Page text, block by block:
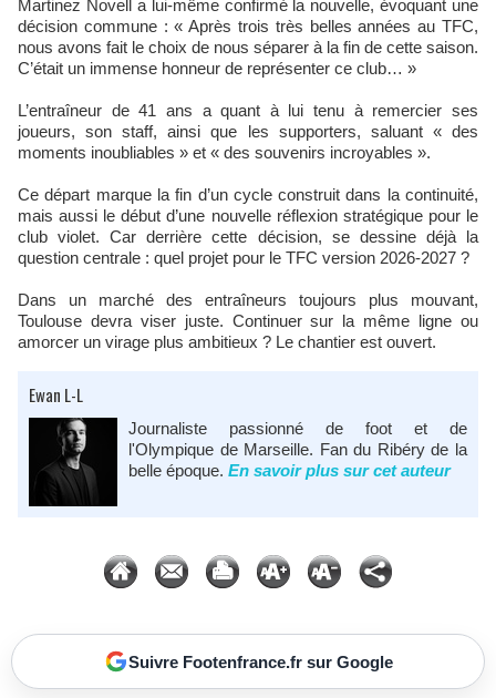
Martinez Novell a lui-même confirmé la nouvelle, évoquant une
décision commune : « Après trois très belles années au TFC,
nous avons fait le choix de nous séparer à la fin de cette saison.
C’était un immense honneur de représenter ce club… »
L’entraîneur de 41 ans a quant à lui tenu à remercier ses
joueurs, son staff, ainsi que les supporters, saluant « des
moments inoubliables » et « des souvenirs incroyables ».
Ce départ marque la fin d’un cycle construit dans la continuité,
mais aussi le début d’une nouvelle réflexion stratégique pour le
club violet. Car derrière cette décision, se dessine déjà la
question centrale : quel projet pour le TFC version 2026-2027 ?
Dans un marché des entraîneurs toujours plus mouvant,
Toulouse devra viser juste. Continuer sur la même ligne ou
amorcer un virage plus ambitieux ? Le chantier est ouvert.
Ewan L-L
Journaliste passionné de foot et de
l'Olympique de Marseille. Fan du Ribéry de la
belle époque. En savoir plus sur cet auteur
Suivre Footenfrance.fr sur Google